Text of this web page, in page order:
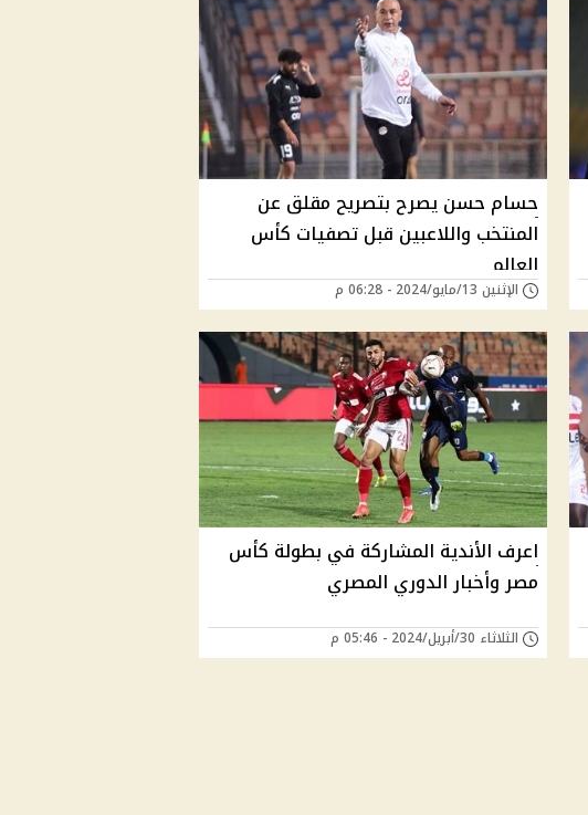
حسام حسن يصرح بتصريح مقلق عن
المنتخب واللاعبين قبل تصفيات كأس
العالم
الإثنين 13/مايو/2024 - 06:28 م
اعرف الأندية المشاركة في بطولة كأس
مصر وأخبار الدوري المصري
الثلاثاء 30/أبريل/2024 - 05:46 م